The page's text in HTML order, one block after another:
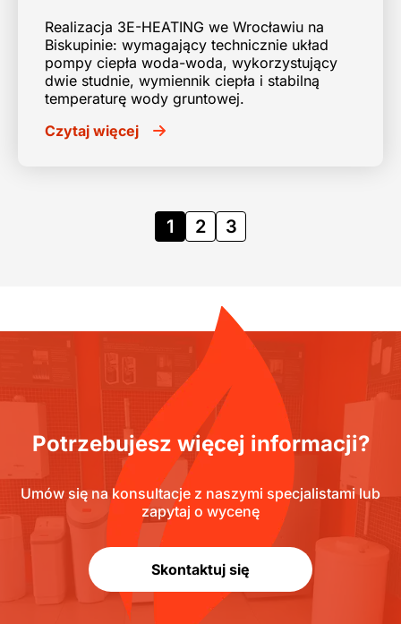
Realizacja 3E-HEATING we Wrocławiu na
Biskupinie: wymagający technicznie układ
pompy ciepła woda-woda, wykorzystujący
dwie studnie, wymiennik ciepła i stabilną
temperaturę wody gruntowej.
Czytaj więcej
1 2 3
Potrzebujesz więcej informacji?
Umów się na konsultacje z naszymi specjalistami lub
zapytaj o wycenę
Skontaktuj się